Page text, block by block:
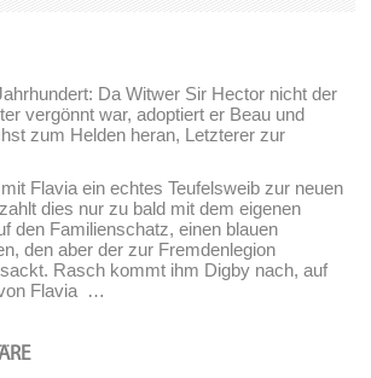
Da Witwer Sir Hector nicht der
vergönnt war, adoptiert er Beau und
zum Helden heran, Letzterer zur
Flavia ein echtes Teufelsweib zur neuen
dies nur zu bald mit dem eigenen
den Familienschatz, einen blauen
den aber der zur Fremdenlegion
Rasch kommt ihm Digby nach, auf
Flavia …